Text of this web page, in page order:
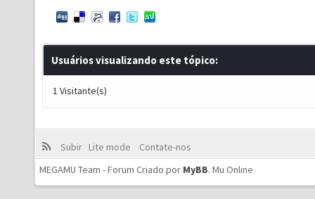
Usuários visualizando este tópico:
1 Visitante(s)
Subir Lite mode
Contate-nos
MEGAMU Team - Forum Criado por MyBB. Mu Online